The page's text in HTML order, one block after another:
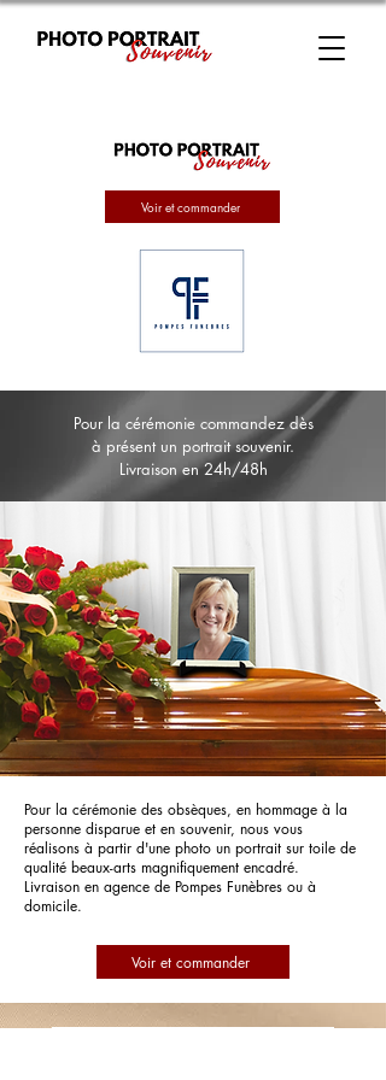
Voir et commander
Pour la cérémonie commandez dès
à présent un portrait souvenir.
Livraison en 24h/48h
Pour la cérémonie des obsèques, en hommage à la
personne disparue et en souvenir, nous vous
réalisons à partir d'une photo un portrait sur toile de
qualité beaux-arts magnifiquement encadré.
Livraison en agence de Pompes Funèbres ou à
domicile.
Voir et commander